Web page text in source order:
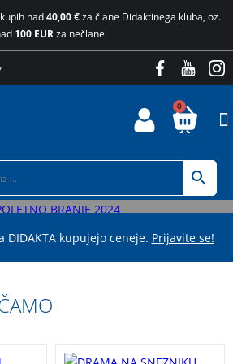
nad40,00 €za člane Didaktinega kluba, oz.
100 EURza nečlane.
0
DIDAKTA kupujejo ceneje. Prijavite se!